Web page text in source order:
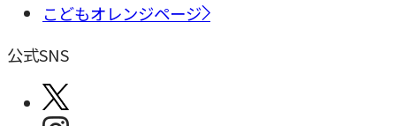
こどもオレンジページ
公式SNS